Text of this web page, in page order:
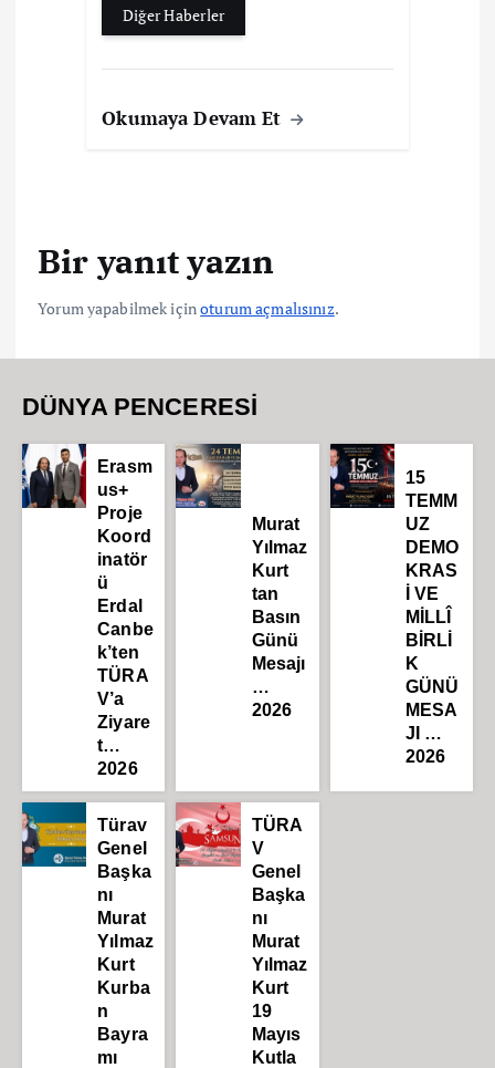
Diğer Haberler
Okumaya Devam Et
Bir yanıt yazın
Yorum yapabilmek içinoturum açmalısınız.
DÜNYA PENCERESİ
Erasm
us+
Proje
Koord
inatör
ü
Erdal
Canbe
k’ten
TÜRA
V’a
Ziyare
t…
2026
Murat
Yılmaz
Kurt
tan
Basın
Günü
Mesajı
…
2026
15
TEMM
UZ
DEMO
KRAS
İ VE
MİLLÎ
BİRLİ
K
GÜNÜ
MESA
JI …
2026
Türav
Genel
Başka
nı
Murat
Yılmaz
Kurt
Kurba
n
Bayra
mı
TÜRA
V
Genel
Başka
nı
Murat
Yılmaz
Kurt
19
Mayıs
Kutla